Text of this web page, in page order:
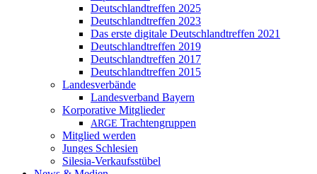
Deutschlandtreffen 2025
Deutschlandtreffen 2023
Das erste digitale Deutschlandtreffen 2021
Deutschlandtreffen 2019
Deutschlandtreffen 2017
Deutschlandtreffen 2015
Landesverbände
Landesverband Bayern
Korporative Mitglieder
ARGE Trachtengruppen
Mitglied werden
Junges Schlesien
Silesia-Verkaufsstübel